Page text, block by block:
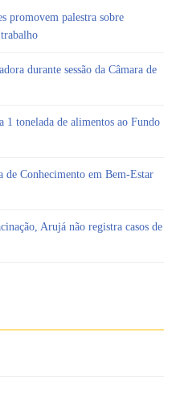
promovem palestra sobre
durante sessão da Câmara de
tonelada de alimentos ao Fundo
de Conhecimento em Bem-Estar
Arujá não registra casos de